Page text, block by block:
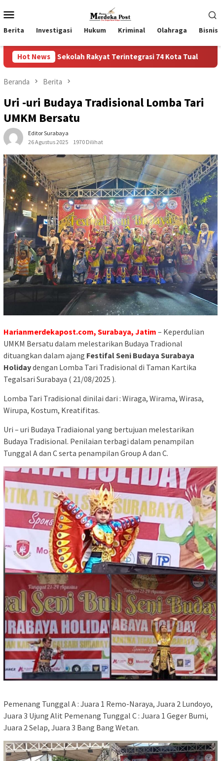
ke
kontenMobile
Berita Investigasi Hukum Kriminal Olahraga Bisnis
Hot News
Rakyat Terintegrasi 74 Kota Tual Ruas Jalan Bangil –
Beranda Berita
Uri -uri Budaya Tradisional Lomba Tari
UMKM Bersatu
Editor Surabaya
26 Agustus 2025
1970 Dilihat
Harianmerdekapost.com, Surabaya, Jatim – Keperdulian
UMKM Bersatu dalam melestarikan Budaya Tradional
dituangkan dalam ajang Festifal Seni Budaya Surabaya
Holidaydengan Lomba Tari Tradisional di Taman Kartika
Tegalsari Surabaya ( 21/08/2025 ).
Lomba Tari Tradisional dinilai dari : Wiraga, Wirama, Wirasa,
Wirupa, Kostum, Kreatifitas.
Uri – uri Budaya Tradiaional yang bertujuan melestarikan
Budaya Tradisional. Penilaian terbagi dalam penampilan
Tunggal A dan C serta penampilan Group A dan C.
Pemenang Tunggal A : Juara 1 Remo-Naraya, Juara 2 Lundoyo,
Juara 3 Ujung Alit Pemenang Tunggal C : Juara 1 Geger Bumi,
Juara 2 Selap, Juara 3 Bang Bang Wetan.